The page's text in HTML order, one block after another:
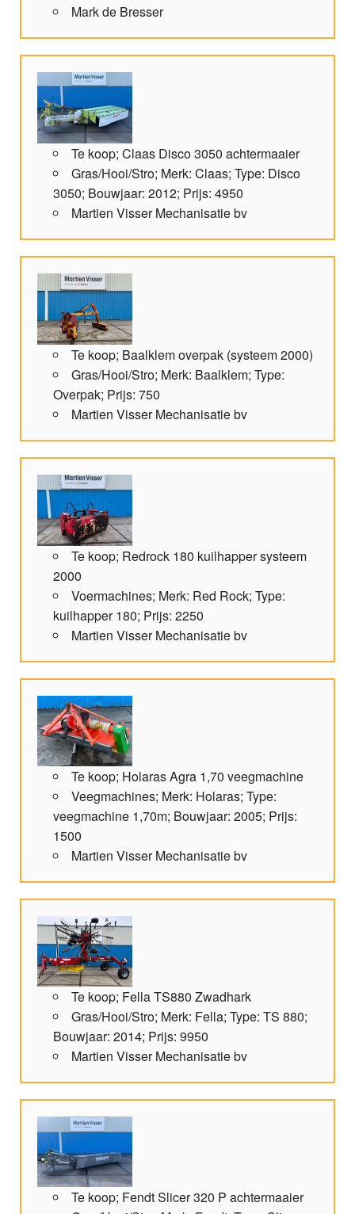
Mark de Bresser
Te koop; Claas Disco 3050 achtermaaier
Gras/Hooi/Stro; Merk: Claas; Type: Disco
3050; Bouwjaar: 2012; Prijs: 4950
Martien Visser Mechanisatie bv
Te koop; Baalklem overpak (systeem 2000)
Gras/Hooi/Stro; Merk: Baalklem; Type:
Overpak; Prijs: 750
Martien Visser Mechanisatie bv
Te koop; Redrock 180 kuilhapper systeem
2000
Voermachines; Merk: Red Rock; Type:
kuilhapper 180; Prijs: 2250
Martien Visser Mechanisatie bv
Te koop; Holaras Agra 1,70 veegmachine
Veegmachines; Merk: Holaras; Type:
veegmachine 1,70m; Bouwjaar: 2005; Prijs:
1500
Martien Visser Mechanisatie bv
Te koop; Fella TS880 Zwadhark
Gras/Hooi/Stro; Merk: Fella; Type: TS 880;
Bouwjaar: 2014; Prijs: 9950
Martien Visser Mechanisatie bv
Te koop; Fendt Slicer 320 P achtermaaier